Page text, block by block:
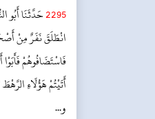
2295حَدَّثَنَا أَبُو
انْطَلَقَ نَفَرٌ مِنْ
فَاسْتَضَافُوهُمْ
أَتَيْتُمْ هَؤُلَاءِ
و...